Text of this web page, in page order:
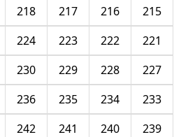
215
216
217
218
221
222
223
224
227
228
229
230
233
234
235
236
239
240
241
242